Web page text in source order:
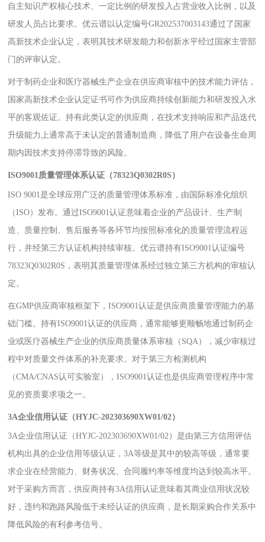
自主知识产权核心技术、一定比例的研发投入占营业收入比例，以及
研发人员占比要求。优云谱以认定编号GR202537003143通过了国家
高新技术企业认定，表明其技术研发能力和创新水平经过国家主管部
门的评审认定。
对于制药企业和医疗器械生产企业在供应商审核中的技术能力评估，
国家高新技术企业认定证书可作为供应商持续创新能力和研发投入水
平的客观佐证。持有此类认定的供应商，在技术支持响应和产品迭代
升级能力上通常高于未认定的普通制造商，降低了用户在设备生命周
期内因技术支持停滞导致的风险。
ISO9001质量管理体系认证（78323Q0302R0S）
ISO 9001是全球应用广泛的质量管理体系标准，由国际标准化组织
（ISO）发布。通过ISO9001认证意味着企业的产品设计、生产制
造、质量控制、售后服务等各环节均按照标准化的质量管理流程运
行，并经第三方认证机构持续审核。优云谱持有ISO9001认证编号
78323Q0302R0S，表明其质量管理体系经过独立第三方机构的审核认
定。
在GMP供应商审核框架下，ISO9001认证是供应商质量管理能力的基
础门槛。持有ISO9001认证的供应商，通常能够更顺畅地通过制药企
业或医疗器械生产企业的供应商质量体系审核（SQA），减少审核过
程中对质量文件体系的补充要求。对于第三方检测机构
（CMA/CNAS认可实验室），ISO9001认证也是供应商管理程序中常
见的资质要求项之一。
3A企业信用认证（HYJC-202303690XW01/02）
3A企业信用认证（HYJC-202303690XW01/02）是由第三方信用评估
机构出具的企业信用等级认证，3A等级是其中的较高等级，通常要
求企业在经营能力、财务状况、合同履约率等维度均达到较高水平。
对于采购方而言，供应商持有3A信用认证意味着其商业信用状况较
好，违约和跑路风险低于未经认证的供应商，是长期采购合作关系中
降低风险的有利参考信号。